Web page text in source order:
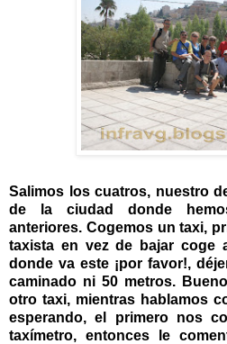
Salimos los cuatros, nuestro
de la ciudad donde
anteriores. Cogemos un taxi,
taxista en vez de bajar coge
donde va este ¡por favor!,
caminado ni 50 metros.
otro taxi, mientras hablamos
esperando, el primero nos
taxímetro, entonces le